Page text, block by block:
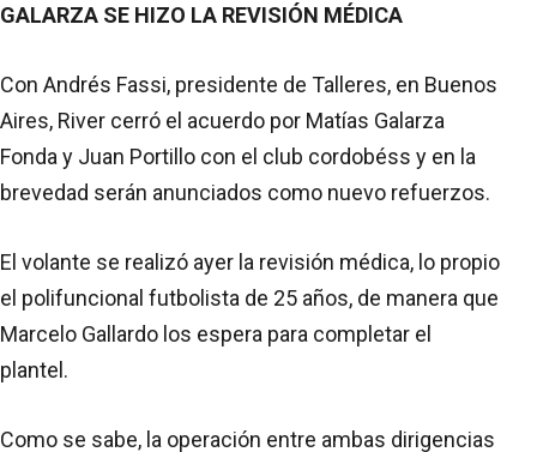
GALARZA SE HIZO LA REVISIÓN MÉDICA
Con Andrés Fassi, presidente de Talleres, en Buenos
Aires, River cerró el acuerdo por Matías Galarza
Fonda y Juan Portillo con el club cordobéss y en la
brevedad serán anunciados como nuevo refuerzos.
El volante se realizó ayer la revisión médica, lo propio
el polifuncional futbolista de 25 años, de manera que
Marcelo Gallardo los espera para completar el
plantel.
Como se sabe, la operación entre ambas dirigencias